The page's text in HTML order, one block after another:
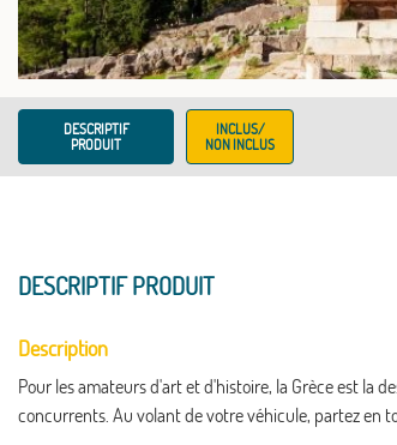
DESCRIPTIF
PRODUIT
INCLUS/
NON INCLUS
DESCRIPTIF PRODUIT
Description
Pour les amateurs d'art et d'histoire, la Grèce est la
concurrents. Au volant de votre véhicule, partez en